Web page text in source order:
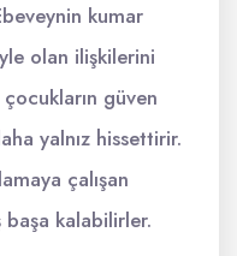
kumar
olan ilişkilerini
güven
yalnız hissettirir.
çalışan
başa kalabilirler.